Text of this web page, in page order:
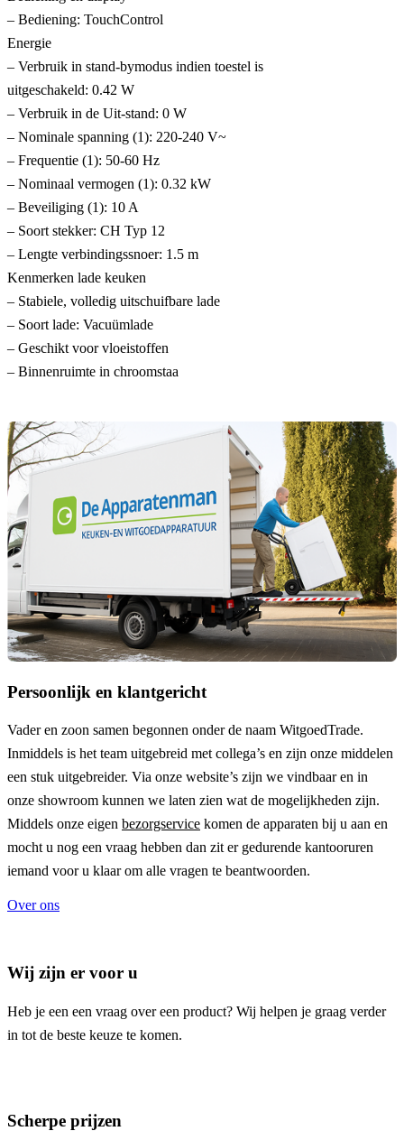
– Bediening: TouchControl
Energie
– Verbruik in stand-bymodus indien toestel is
uitgeschakeld: 0.42 W
– Verbruik in de Uit-stand: 0 W
– Nominale spanning (1): 220-240 V~
– Frequentie (1): 50-60 Hz
– Nominaal vermogen (1): 0.32 kW
– Beveiliging (1): 10 A
– Soort stekker: CH Typ 12
– Lengte verbindingssnoer: 1.5 m
Kenmerken lade keuken
– Stabiele, volledig uitschuifbare lade
– Soort lade: Vacuümlade
– Geschikt voor vloeistoffen
– Binnenruimte in chroomstaa
Persoonlijk en klantgericht
Vader en zoon samen begonnen onder de naam WitgoedTrade.
Inmiddels is het team uitgebreid met collega’s en zijn onze middelen
een stuk uitgebreider. Via onze website’s zijn we vindbaar en in
onze showroom kunnen we laten zien wat de mogelijkheden zijn.
Middels onze eigen bezorgservice komen de apparaten bij u aan en
mocht u nog een vraag hebben dan zit er gedurende kantooruren
iemand voor u klaar om alle vragen te beantwoorden.
Over ons
Wij zijn er voor u
Heb je een een vraag over een product? Wij helpen je graag verder
in tot de beste keuze te komen.
Scherpe prijzen